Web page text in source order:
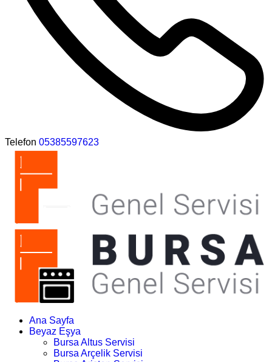
Telefon 05385597623
Ana Sayfa
Beyaz Eşya
Bursa Altus Servisi
Bursa Arçelik Servisi